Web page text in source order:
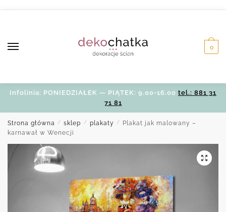
0
Infolinia: PONIEDZIAŁEK — PIĄTEK: 9.00-16.00 tel.: 881 31
71 81
Strona główna / sklep / plakaty /
Plakat jak malowany –
karnawał w Wenecji